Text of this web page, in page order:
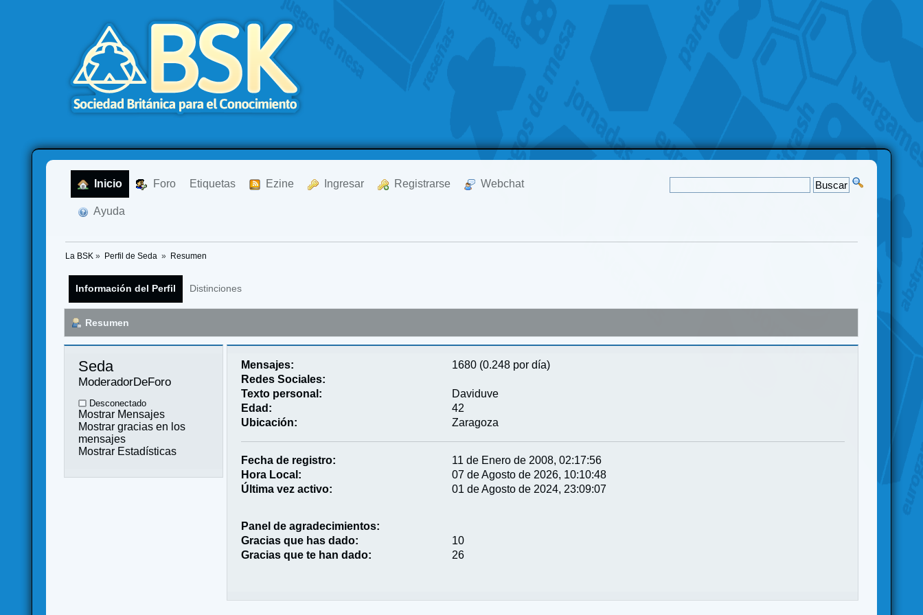
Inicio Foro Etiquetas Ezine Ingresar Registrarse Webchat
Ayuda
La BSK » Perfil de Seda » Resumen
Información del Perfil Distinciones
Resumen
Seda
ModeradorDeForo
Desconectado
Mostrar Mensajes
Mostrar gracias en los
mensajes
Mostrar Estadísticas
Mensajes:
1680 (0.248 por día)
Redes Sociales:
Texto personal:
Daviduve
Edad:
42
Ubicación:
Zaragoza
Fecha de registro:
11 de Enero de 2008, 02:17:56
Hora Local:
07 de Agosto de 2026, 10:10:48
Última vez activo:
01 de Agosto de 2024, 23:09:07
Panel de agradecimientos:
Gracias que has dado:
10
Gracias que te han dado:
26